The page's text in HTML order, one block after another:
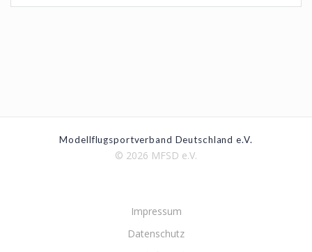
Modellflugsportverband Deutschland e.V.
© 2026 MFSD e.V.
Impressum
Datenschutz